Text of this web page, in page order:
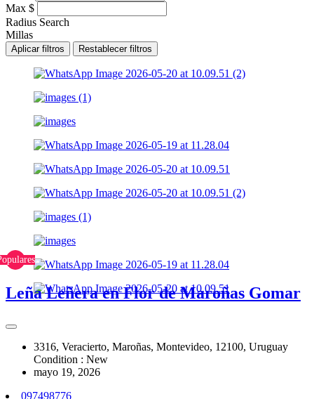
Max $
Radius Search
Millas
Aplicar filtros Restablecer filtros
Leña Leñera en Flor de Maroñas Gomar
3316, Veracierto, Maroñas, Montevideo, 12100, Uruguay
Condition : New
mayo 19, 2026
097498776